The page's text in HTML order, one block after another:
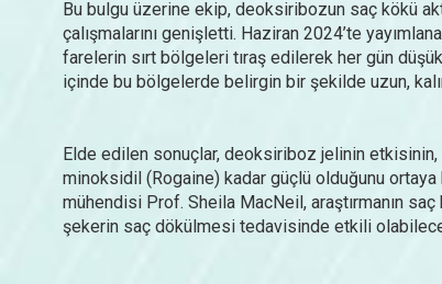
Bu bulgu üzerine ekip, deoksiribozun saç kökü
çalışmalarını genişletti. Haziran 2024’te
farelerin sırt bölgeleri tıraş edilerek her gün
içinde bu bölgelerde belirgin bir şekilde uzun,
Elde edilen sonuçlar, deoksiriboz jelinin
minoksidil (Rogaine) kadar güçlü olduğunu ortaya
mühendisi Prof. Sheila MacNeil, araştırmanın
şekerin saç dökülmesi tedavisinde etkili